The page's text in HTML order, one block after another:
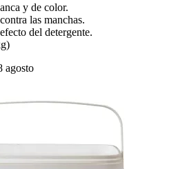
y de color.
las manchas.
del detergente.
agosto